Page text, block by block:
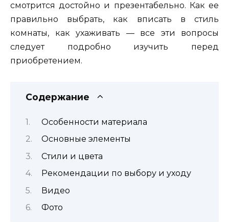
смотрится достойно и презентабельно. Как ее
правильно выбрать, как вписать в стиль
комнаты, как ухаживать — все эти вопросы
следует подробно изучить перед
приобретением.
Содержание
Особенности материала
Основные элементы
Стили и цвета
Рекомендации по выбору и уходу
Видео
Фото